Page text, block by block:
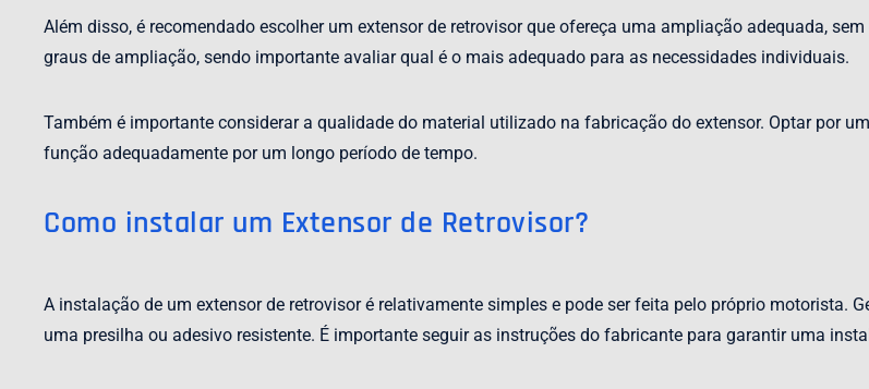
Além disso, é recomendado escolher um extensor de retrovisor que ofereça uma ampliação adequada,
graus de ampliação, sendo importante avaliar qual é o mais adequado para as necessidades individuais.
Também é importante considerar a qualidade do material utilizado na fabricação do extensor. Optar por
função adequadamente por um longo período de tempo.
Como instalar um Extensor de Retrovisor?
A instalação de um extensor de retrovisor é relativamente simples e pode ser feita pelo próprio motorista.
uma presilha ou adesivo resistente. É importante seguir as instruções do fabricante para garantir uma